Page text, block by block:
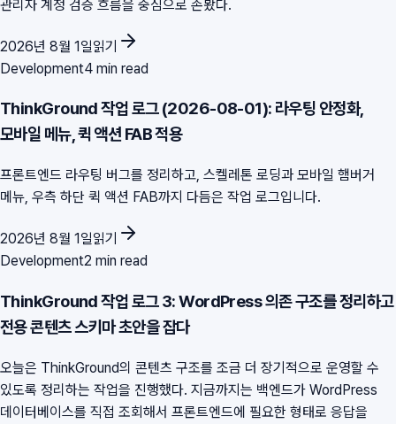
관리자 계정 검증 흐름을 중심으로 손봤다.
2026년 8월 1일읽기
Development4 min read
ThinkGround 작업 로그 (2026-08-01): 라우팅 안정화,
모바일 메뉴, 퀵 액션 FAB 적용
프론트엔드 라우팅 버그를 정리하고, 스켈레톤 로딩과 모바일 햄버거
메뉴, 우측 하단 퀵 액션 FAB까지 다듬은 작업 로그입니다.
2026년 8월 1일읽기
Development2 min read
ThinkGround 작업 로그 3: WordPress 의존 구조를 정리하고
전용 콘텐츠 스키마 초안을 잡다
오늘은 ThinkGround의 콘텐츠 구조를 조금 더 장기적으로 운영할 수
있도록 정리하는 작업을 진행했다. 지금까지는 백엔드가 WordPress
데이터베이스를 직접 조회해서 프론트엔드에 필요한 형태로 응답을